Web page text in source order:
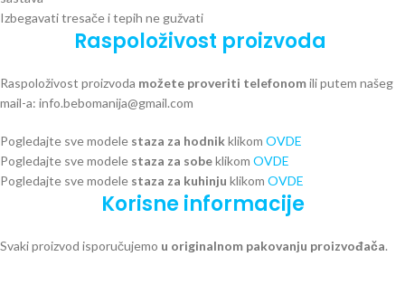
Izbegavati tresače i tepih ne gužvati
Raspoloživost proizvoda
Raspoloživost proizvoda možete proveriti telefonomili putem našeg
mail-a: info.bebomanija@gmail.com
Pogledajte sve modele staza za hodnikklikom OVDE
Pogledajte sve modele staza za sobeklikom OVDE
Pogledajte sve modele staza za kuhinju klikom OVDE
Korisne informacije
Svaki proizvod isporučujemo u originalnom pakovanju proizvođača.